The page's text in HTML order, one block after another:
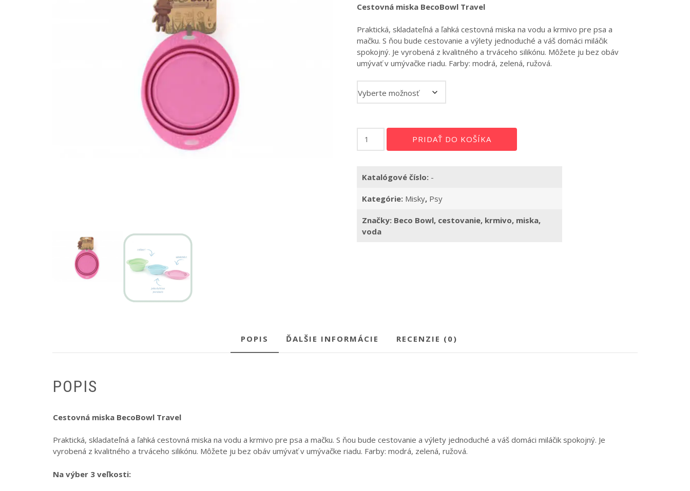
6,40 €
14,20 €
Cestovná miska BecoBowl Travel
Praktická, skladateľná a ľahká cestovná miska na vodu a krmivo pre psa a
mačku. S ňou bude cestovanie a výlety jednoduché a váš domáci miláčik
spokojný. Je vyrobená z kvalitného a trváceho silikónu. Môžete ju bez obáv
umývať v umývačke riadu. Farby: modrá, zelená, ružová.
množstvo
Cestovná
Bowl
PRIDAŤ DO KOŠÍKA
Katalógové číslo: -
Kategórie: Misky, Psy
Značky: Beco Bowl, cestovanie, krmivo, miska,
voda
POPIS ĎALŠIE INFORMÁCIE RECENZIE (0)
POPIS
Cestovná miska BecoBowl Travel
Praktická, skladateľná a ľahká cestovná miska na vodu a krmivo pre psa a mačku. S ňou bude cestovanie a výlety jednoduché a váš domáci miláčik spokojný. Je
vyrobená z kvalitného a trváceho silikónu. Môžete ju bez obáv umývať v umývačke riadu. Farby: modrá, zelená, ružová.
Na výber 3 veľkosti: